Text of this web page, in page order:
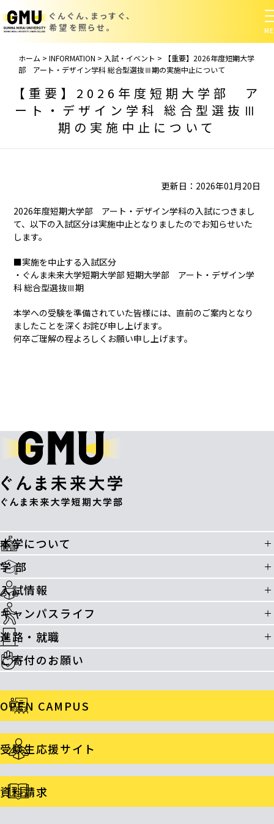
ぐんぐん、まっすぐ、
希望を照らせ。
ホーム > INFORMATION > 入試・イベント >
【重要】2026年度短期大学
部 アート・デザイン学科 総合型選抜Ⅲ期の実施中止について
【重要】2026年度短期大学部 ア
ート・デザイン学科 総合型選抜Ⅲ
期の実施中止について
更新日：2026年01月20日
2026年度短期大学部 アート・デザイン学科の入試につきまし
て、以下の入試区分は実施中止となりましたのでお知らせいた
します。
■実施を中止する入試区分
・ぐんま未来大学短期大学部 短期大学部 アート・デザイン学
科 総合型選抜Ⅲ期
本学への受験を準備されていた皆様には、直前のご案内となり
ましたことを深くお詫び申し上げます。
何卒ご理解の程よろしくお願い申し上げます。
本学について
学 部
入試情報
キャンパスライフ
進路・就職
ご寄付のお願い
OPEN CAMPUS
受験生応援サイト
資料請求